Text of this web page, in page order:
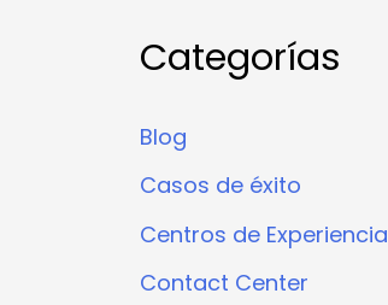
Categorías
Blog
Casos de éxito
Centros de Experiencia
Contact Center